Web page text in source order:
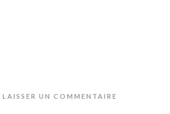
LAISSER UN COMMENTAIRE